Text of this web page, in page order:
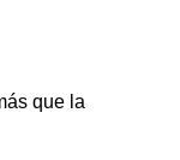
que la